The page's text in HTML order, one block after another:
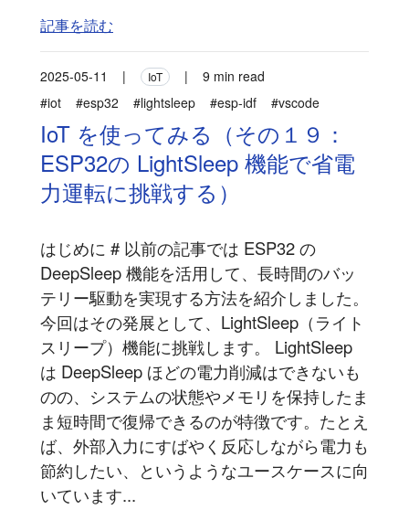
記事を読む
2025-05-11 | IoT |
9 min read
#iot
#esp32 #lightsleep #esp-idf #vscode
IoT を使ってみる（その１９：
ESP32の LightSleep 機能で省電
力運転に挑戦する）
はじめに # 以前の記事では ESP32 の
DeepSleep 機能を活用して、長時間のバッ
テリー駆動を実現する方法を紹介しました。
今回はその発展として、LightSleep（ライト
スリープ）機能に挑戦します。 LightSleep
は DeepSleep ほどの電力削減はできないも
のの、システムの状態やメモリを保持したま
ま短時間で復帰できるのが特徴です。たとえ
ば、外部入力にすばやく反応しながら電力も
節約したい、というようなユースケースに向
いています...